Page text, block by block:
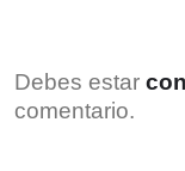
Debes estar
comentario.